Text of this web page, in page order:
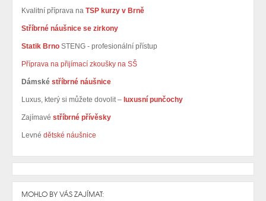
Kvalitní příprava na TSP kurzy v Brně
Stříbrné náušnice se zirkony
Statik Brno STENG - profesionální přístup
Příprava na přijímací zkoušky na SŠ
Dámské stříbrné náušnice
Luxus, který si můžete dovolit – luxusní punčochy
Zajímavé stříbrné přívěsky
Levné dětské náušnice
MOHLO BY VÁS ZAJÍMAT: